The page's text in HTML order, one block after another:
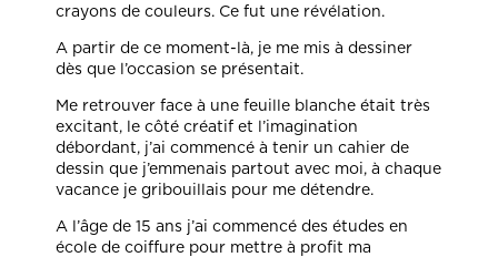
crayons de couleurs. Ce fut une révélation.
A partir de ce moment-là, je me mis à dessiner
dès que l’occasion se présentait.
Me retrouver face à une feuille blanche était très
excitant, le côté créatif et l’imagination
débordant, j’ai commencé à tenir un cahier de
dessin que j’emmenais partout avec moi, à chaque
vacance je gribouillais pour me détendre.
A l’âge de 15 ans j’ai commencé des études en
école de coiffure pour mettre à profit ma